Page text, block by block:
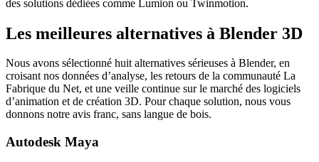
des solutions dédiées comme Lumion ou Twinmotion.
Les meilleures alternatives à Blender 3D
Nous avons sélectionné huit alternatives sérieuses à Blender, en
croisant nos données d’analyse, les retours de la communauté La
Fabrique du Net, et une veille continue sur le marché des logiciels
d’animation et de création 3D. Pour chaque solution, nous vous
donnons notre avis franc, sans langue de bois.
Autodesk Maya